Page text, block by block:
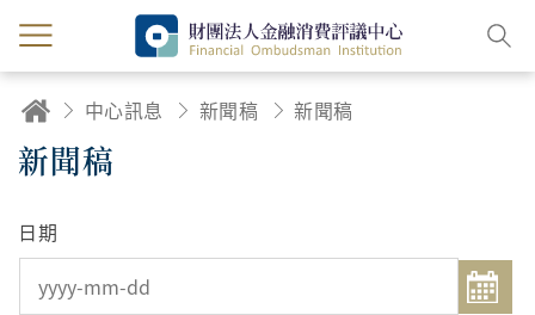
中心訊息 新聞稿 新聞稿
新聞稿
日期